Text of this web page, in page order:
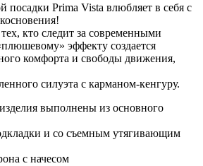
посадки Prima Vista влюбляет в себя с
кто следит за современными
эффекту создается
комфорта и свободы движения,
силуэта с карманом-кенгуру.
выполнены из основного
и со съемным утягивающим
с начесом